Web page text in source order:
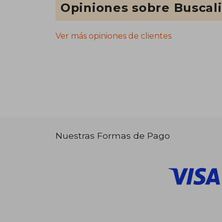
Opiniones sobre
Ver más opiniones de clientes
Nuestras Formas de Pago